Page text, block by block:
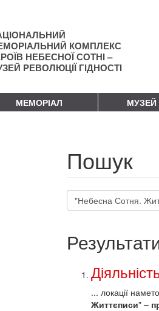
КОМПЛЕКС
НЕБЕСНОЇ СОТНІ –
РЕВОЛЮЦІЇ ГІДНОСТІ
МЕМОРІАЛ МУЗЕЙ
Пошук
... локації
Життєписи"–